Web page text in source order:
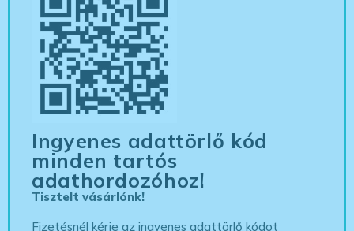
Ingyenes adattörlő kód
minden tartós
adathordozóhoz!
Tisztelt vásárlónk!
Fizetésnél kérje az ingyenes adattörlő kódot